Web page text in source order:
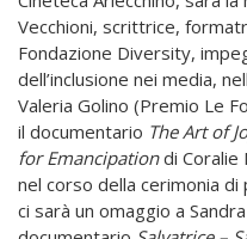
Vecchioni, scrittrice,
Fondazione Diversity,
dell’inclusione nei media,
Valeria Golino (Premio Le
il documentario The Art of
for Emancipationdi Coralie
nel corso della cerimonia
ci sarà un omaggio a